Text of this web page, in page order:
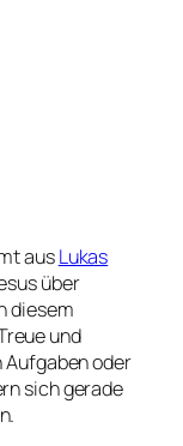
ausLukas
über
diesem
und
oder
sich gerade